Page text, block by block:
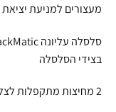
מעצורים למניעת
בצידי הסלסלה
2 מחיצות מתקפלות לצלחות בסלסלה העליונה